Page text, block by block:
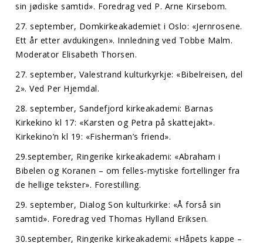
sin jødiske samtid». Foredrag ved P. Arne Kirsebom.
27. september, Domkirkeakademiet i Oslo: «Jernrosene.
Ett år etter avdukingen». Innledning ved Tobbe Malm.
Moderator Elisabeth Thorsen.
27. september, Valestrand kulturkyrkje: «Bibelreisen, del
2». Ved Per Hjemdal.
28. september, Sandefjord kirkeakademi: Barnas
Kirkekino kl 17: «Karsten og Petra på skattejakt».
Kirkekino’n kl 19: «Fisherman’s friend».
29.september, Ringerike kirkeakademi: «Abraham i
Bibelen og Koranen – om felles-mytiske fortellinger fra
de hellige tekster». Forestilling.
29. september, Dialog Son kulturkirke: «Å forså sin
samtid». Foredrag ved Thomas Hylland Eriksen.
30.september, Ringerike kirkeakademi: «Håpets kappe –